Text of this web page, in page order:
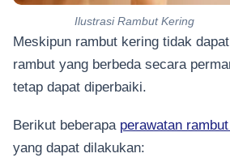
Ilustrasi Rambut Kering
Meskipun rambut kering tidak
rambut yang berbeda secara
tetap dapat diperbaiki.
Berikut beberapa perawatan
yang dapat dilakukan: